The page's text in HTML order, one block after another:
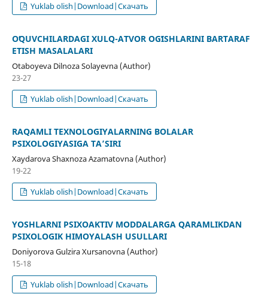
Yuklab olish|Download|Скачать
OʻQUVCHILARDAGI XULQ-ATVOR OGʻISHLARINI BARTARAF
ETISH MASALALARI
Otaboyeva Dilnoza Solayevna (Author)
23-27
Yuklab olish|Download|Скачать
RAQAMLI TEXNOLOGIYALARNING BOLALAR
PSIXOLOGIYASIGA TAʼSIRI
Xaydarova Shaxnoza Azamatovna (Author)
19-22
Yuklab olish|Download|Скачать
YOSHLARNI PSIXOAKTIV MODDALARGA QARAMLIKDAN
PSIXOLOGIK HIMOYALASH USULLARI
Doniyorova Gulzira Xursanovna (Author)
15-18
Yuklab olish|Download|Скачать